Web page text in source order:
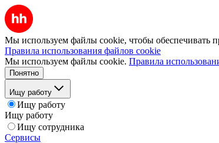
Мы используем файлы cookie, чтобы обеспечивать
Правила использования файлов cookie
Мы используем файлы cookie. Правила
Понятно
Ищу работу
Ищу работу
Ищу работу
Ищу сотрудника
Сервисы